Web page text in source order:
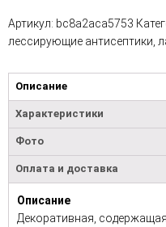
Артикул: bc8a2aca5753
лессирующие антисептики,
Описание
Характеристики
Фото
Оплата и доставка
Описание
Декоративная,